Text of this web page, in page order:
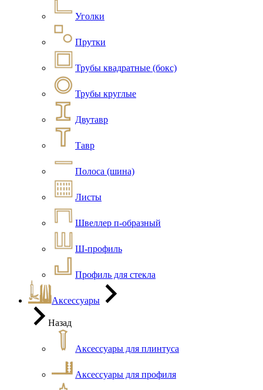
Уголки
Прутки
Трубы квадратные (бокс)
Трубы круглые
Двутавр
Тавр
Полоса (шина)
Листы
Швеллер п-образный
Ш-профиль
Профиль для стекла
Аксессуары
Назад
Аксессуары для плинтуса
Аксессуары для профиля